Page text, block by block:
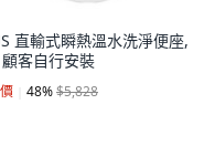
直輸式瞬熱溫水洗淨便座,
客自行安裝
48%$5,828